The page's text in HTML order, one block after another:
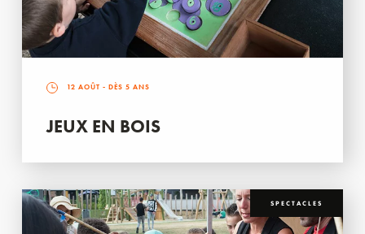
12 AOÛT - DÈS 5 ANS
JEUX EN BOIS
SPECTACLES